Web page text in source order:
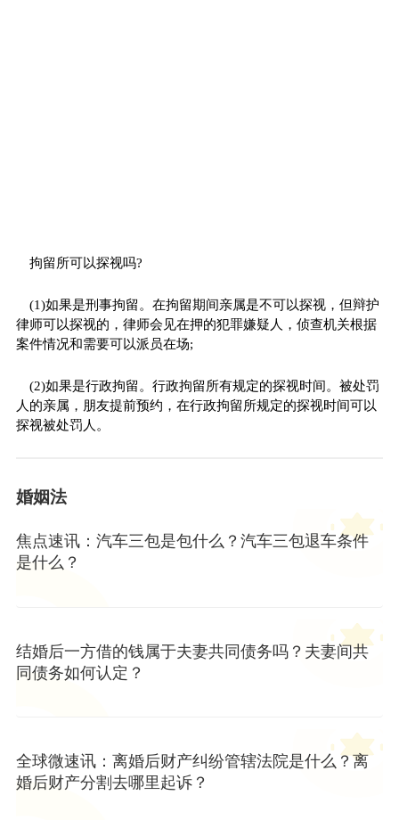
拘留所可以探视吗?
(1)如果是刑事拘留。在拘留期间亲属是不可以探视，但辩护
律师可以探视的，律师会见在押的犯罪嫌疑人，侦查机关根据
案件情况和需要可以派员在场;
(2)如果是行政拘留。行政拘留所有规定的探视时间。被处罚
人的亲属，朋友提前预约，在行政拘留所规定的探视时间可以
探视被处罚人。
婚姻法
焦点速讯：汽车三包是包什么？汽车三包退车条件
是什么？
结婚后一方借的钱属于夫妻共同债务吗？夫妻间共
同债务如何认定？
全球微速讯：离婚后财产纠纷管辖法院是什么？离
婚后财产分割去哪里起诉？